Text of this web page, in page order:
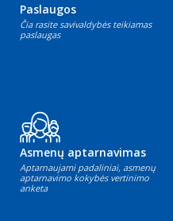
Paslaugos
Čia rasite savivaldybės teikiamas
paslaugas
Asmenų aptarnavimas
Aptarnaujami padaliniai, asmenų
aptarnavimo kokybės vertinimo
anketa